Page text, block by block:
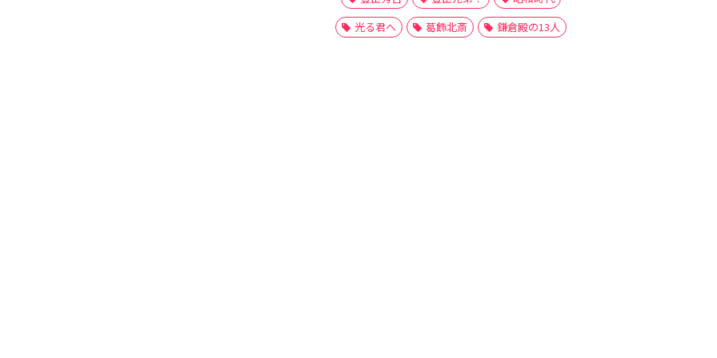
光る君へ
葛飾北斎 鎌倉殿の13人